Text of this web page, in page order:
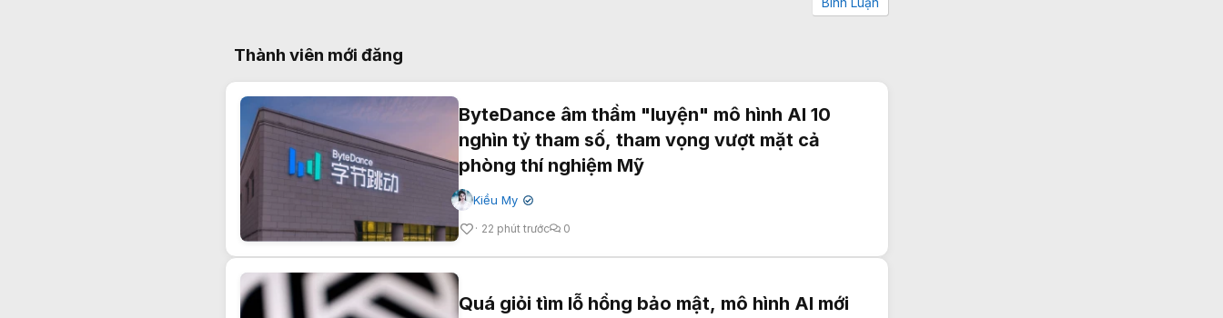
Thành viên mới đăng
ByteDance âm thầm "luyện" mô hình AI 10
nghìn tỷ tham số, tham vọng vượt mặt cả
phòng thí nghiệm Mỹ
Kiều My ✔
22 phút trước 0
Quá giỏi tìm lỗ hổng bảo mật, mô hình AI mới